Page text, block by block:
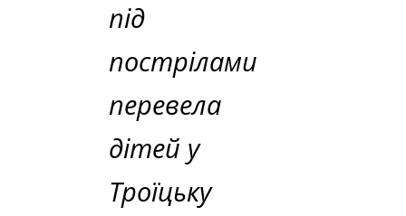
під
пострілами
перевела
дітей у
Троїцьку